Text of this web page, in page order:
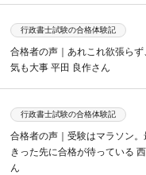
行政書士試験の合格体験記
合格者の声｜あれこれ欲張らず
気も大事 平田 良作さん
行政書士試験の合格体験記
合格者の声｜受験はマラソン。
きった先に合格が待っている
ん